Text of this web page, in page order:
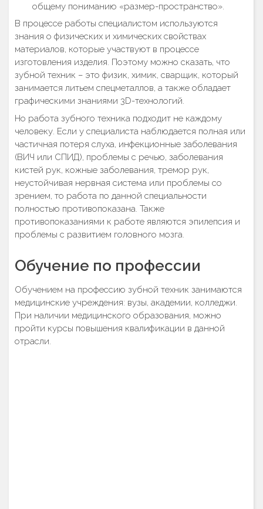
общему пониманию «размер-пространство».
В процессе работы специалистом используются
знания о физических и химических свойствах
материалов, которые участвуют в процессе
изготовления изделия. Поэтому можно сказать, что
зубной техник – это физик, химик, сварщик, который
занимается литьем спецметаллов, а также обладает
графическими знаниями 3D-технологий.
Но работа зубного техника подходит не каждому
человеку. Если у специалиста наблюдается полная или
частичная потеря слуха, инфекционные заболевания
(ВИЧ или СПИД), проблемы с речью, заболевания
кистей рук, кожные заболевания, тремор рук,
неустойчивая нервная система или проблемы со
зрением, то работа по данной специальности
полностью противопоказана. Также
противопоказаниями к работе являются эпилепсия и
проблемы с развитием головного мозга.
Обучение по профессии
Обучением на профессию зубной техник занимаются
медицинские учреждения: вузы, академии, колледжи.
При наличии медицинского образования, можно
пройти курсы повышения квалификации в данной
отрасли.